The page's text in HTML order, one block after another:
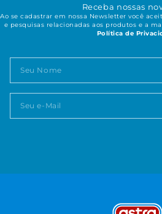
Receba nossas
Ao se cadastrar em nossa Newsletter você
e pesquisas relacionadas aos produtos e a
Política de